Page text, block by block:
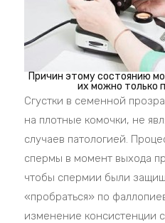
Причин этому состоянию
их можно только
Сгустки в семенной
на плотные комочки, не
случаев патологией.
спермы в момент выхода
чтобы спермии были
«пробраться» по
изменение консистенции